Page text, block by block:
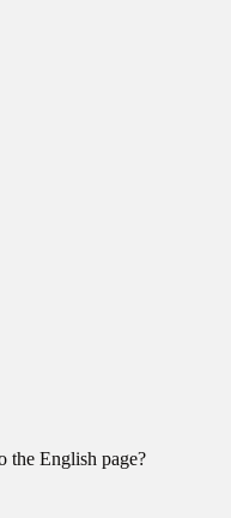
the English page?